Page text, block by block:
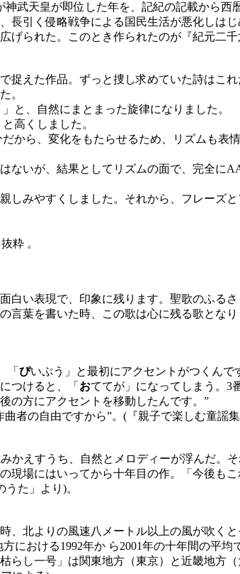
武天皇が即位した年を、記紀の記載から西
引く侵略戦争による国民生活が悪化しはじ
げられた。このとき作られたのが『紀元二千
えた作品。ずっと捜し求めていた詩はこ
。
、自然にまとまった旋律になりました。
高くしました。
ら、変化をもたらせるため、リズムも表
いが、結果としてリズムの面で、完全に
みやすくしました。それから、フレーズ
粋 。
い表現で、印象に残ります。聖歌のふる
葉を書いた時、この歌は心に残る歌となり
「 ぴいぷう」と最初にアクセントがつくんで
つけると、「 おててが」になってしまう。3
の方にアクセントを移動したんです。”
曲者の自由ですから”。(『親子で楽しむ童謡
かえすうち、自然とメロディーが浮んだ。
現場にはいってから十年目の作。「今後も
た」より)。
北よりの風速八メートル以上の風が吹くと
における1992年か ら2001年の十年間の平均
らし一号」は関東地方（東京）と近畿地方